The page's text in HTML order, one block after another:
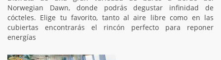
Norwegian Dawn, donde podrás degustar infinidad de
cócteles. Elige tu favorito, tanto al aire libre como en las
cubiertas encontrarás el rincón perfecto para reponer
energías